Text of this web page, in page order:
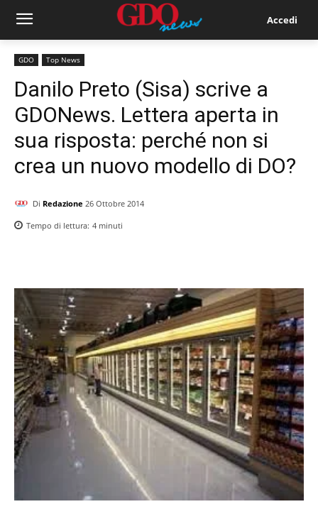
Accedi
GDO Top News
Danilo Preto (Sisa) scrive a
GDONews. Lettera aperta in
sua risposta: perché non si
crea un nuovo modello di DO?
Di Redazione 26 Ottobre 2014
Tempo di lettura: 4 minuti